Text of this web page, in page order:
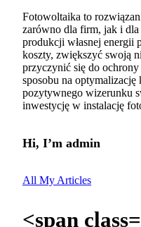
Fotowoltaika to
zarówno dla firm, jak i
produkcji własnej energii
koszty, zwiększyć swoją
przyczynić się do
sposobu na
pozytywnego wizerunku
inwestycję w instalację
Hi, I’m admin
All My Articles
<span